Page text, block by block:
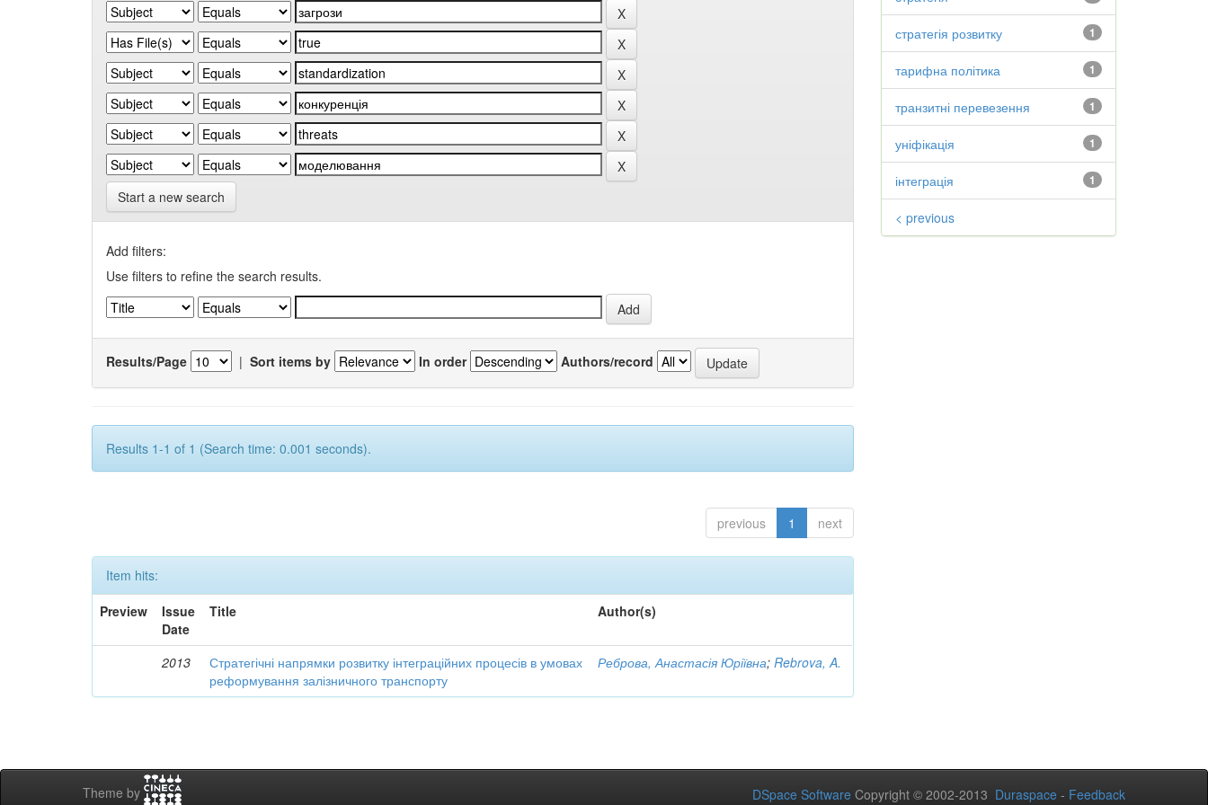
Start a new search
Add filters:
Use filters to refine the search results.
Results/Page | Sort items by In order Authors/record
Results 1-1 of 1 (Search time: 0.001 seconds).
previous 1 next
Item hits:
Preview
Issue
Date
Title Author(s)
2013
Стратегічні напрямки розвитку інтеграційних процесів в умовах
реформування залізничного транспорту
Реброва, Анастасія Юріївна;Rebrova, A.
1
стратегія розвитку
1
тарифна політика
1
транзитні перевезення
1
уніфікація
1
інтеграція
< previous
Theme by DSpace Software Copyright © 2002-2013 Duraspace - Feedback